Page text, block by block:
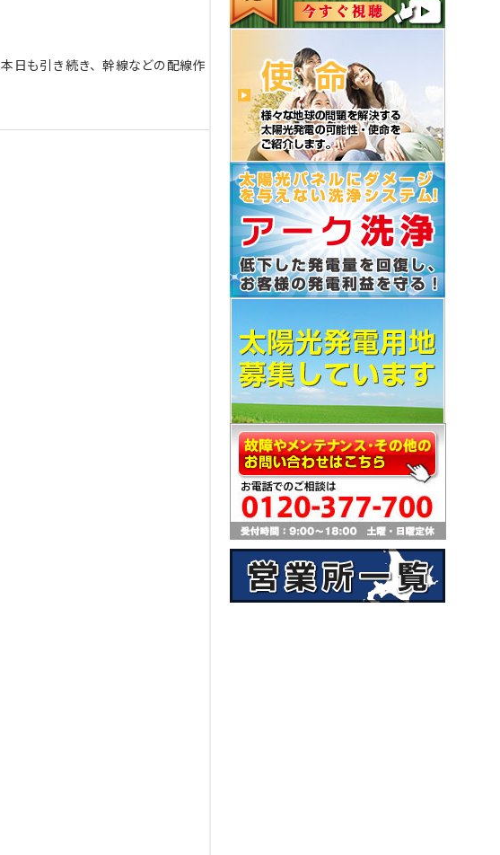
日も引き続き、幹線などの配線作